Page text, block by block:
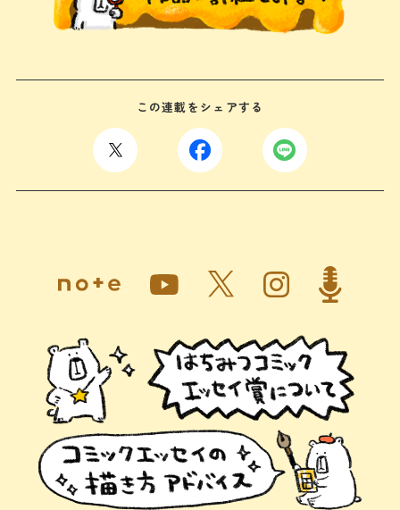
この連載をシェアする